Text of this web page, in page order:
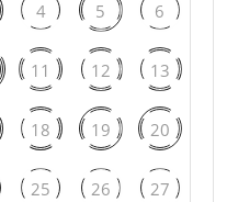
4 5 6
11 12 13
18 19 20
25 26 27